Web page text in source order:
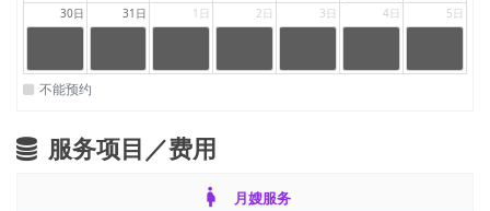
auntydetail
.auntysche
dule.full
auntydetail
.auntysche
dule.full
30日 31日 1日 2日 3日 4日 5日
.auntysche
dule.full
不能预约
服务项目／费用
pregnant_woman 月嫂服务